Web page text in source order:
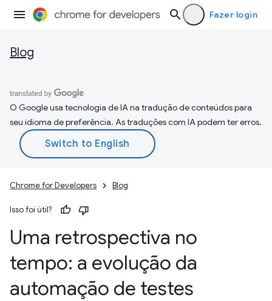
Fazer login
Blog
O Google usa tecnologia de IA na tradução de conteúdos para
seu idioma de preferência. As traduções com IA podem ter erros.
Chrome for Developers Blog
Isso foi útil?
Uma retrospectiva no
tempo: a evolução da
automação de testes